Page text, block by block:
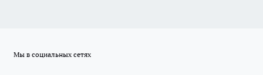
Мы в социальных сетях